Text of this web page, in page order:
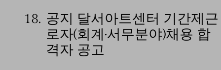
18. 공지 달서아트센터 기간제근
로자(회계·서무분야)채용 합
격자 공고